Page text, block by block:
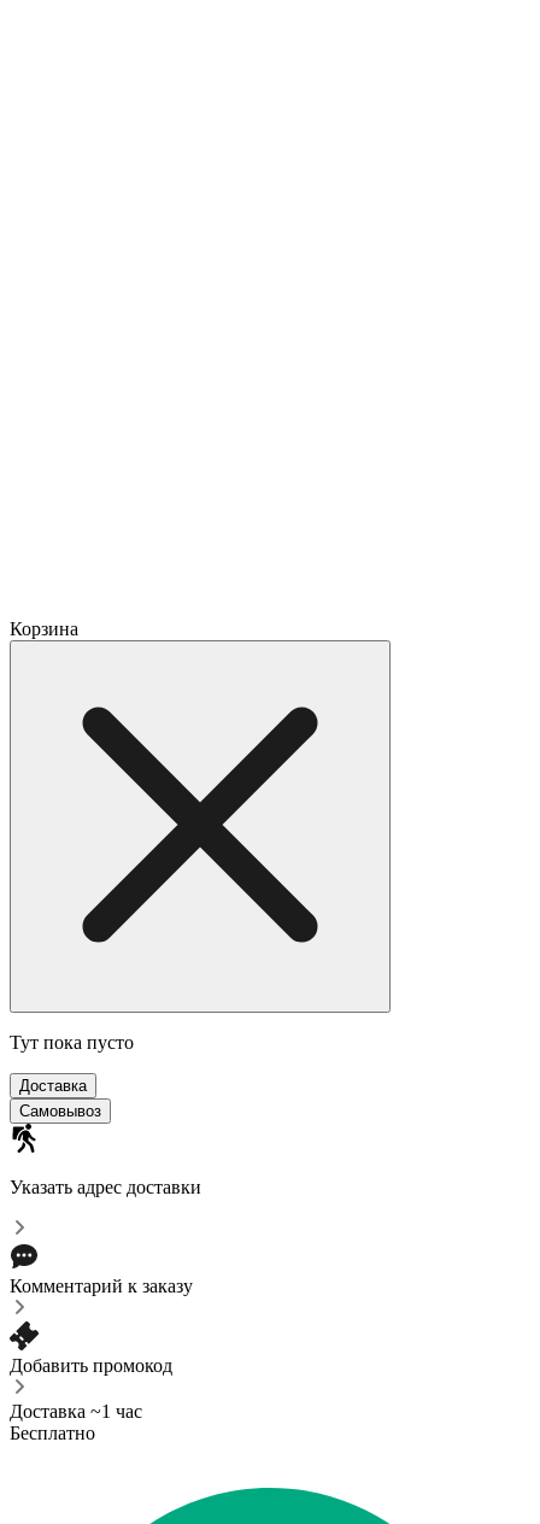
Корзина
Тут пока пусто
Доставка
Самовывоз
Указать адрес доставки
Комментарий к заказу
Добавить промокод
Доставка ~1 час
Бесплатно